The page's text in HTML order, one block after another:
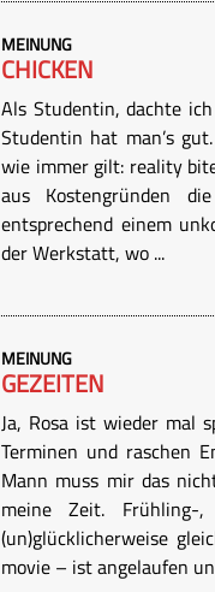
MEINUNG
CHICKEN
Als Studentin, dachte
Studentin hat man’s
wie immer gilt: reality
aus Kostengründen
entsprechend einem
der Werkstatt, wo ...
MEINUNG
GEZEITEN
Ja, Rosa ist wieder mal
Terminen und raschen
Mann muss mir das
meine Zeit. Frühling-
(un)glücklicherweise
movie – ist angelaufen